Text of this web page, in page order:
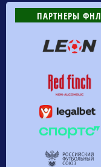
ПАРТНЕРЫ ФНЛ